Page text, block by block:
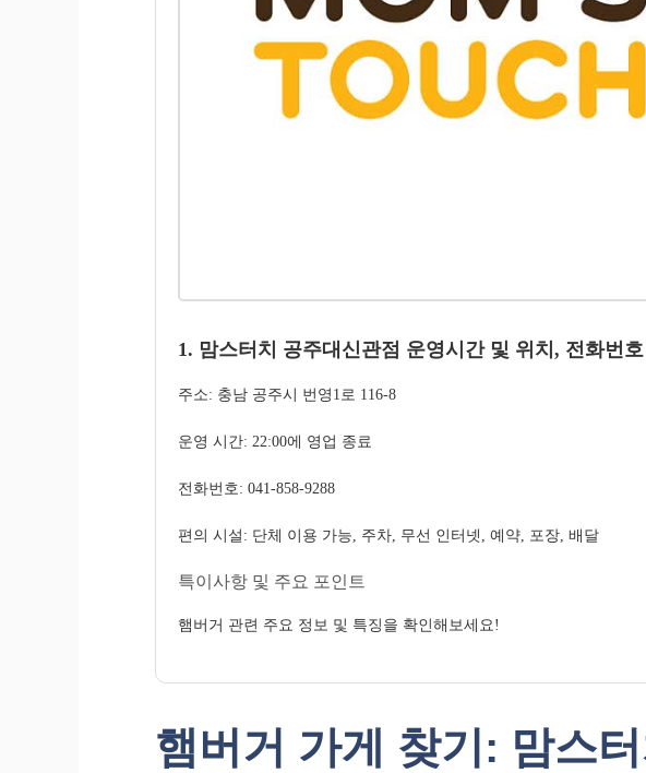
1. 맘스터치 공주대신관점 운영시간 및 위치, 전화번
주소: 충남 공주시 번영1로 116-8
운영 시간: 22:00에 영업 종료
전화번호: 041-858-9288
편의 시설: 단체 이용 가능, 주차, 무선 인터넷, 예약, 포장, 배달
특이사항 및 주요 포인트
햄버거 관련 주요 정보 및 특징을 확인해보세요!
햄버거 가게 찾기: 맘스